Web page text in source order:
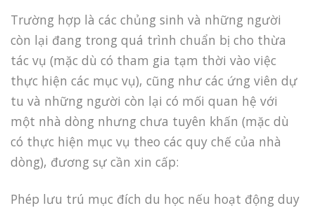
Trường hợp là các chủng sinh và những người
còn lại đang trong quá trình chuẩn bị cho thừa
tác vụ (mặc dù có tham gia tạm thời vào việc
thực hiện các mục vụ), cũng như các ứng viên dự
tu và những người còn lại có mối quan hệ với
một nhà dòng nhưng chưa tuyên khấn (mặc dù
có thực hiện mục vụ theo các quy chế của nhà
dòng), đương sự cần xin cấp:
Phép lưu trú mục đích du học nếu hoạt động duy